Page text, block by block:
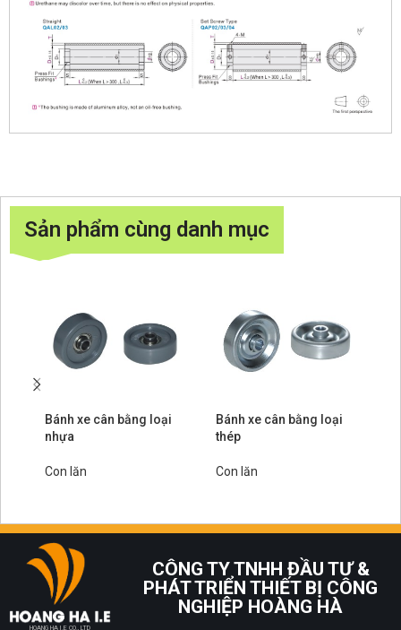
Sản phẩm cùng danh mục
Bánh xe cân bằng loại
nhựa
Con lăn
Bánh xe cân bằng loại
thép
Con lăn
HOANG HA I.E CO., LTD
CÔNG TY TNHH ĐẦU TƯ &
PHÁT TRIỂN THIẾT BỊ CÔNG
NGHIỆP HOÀNG HÀ